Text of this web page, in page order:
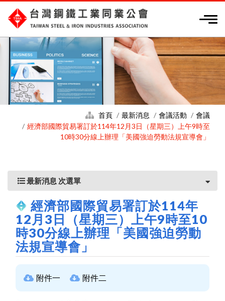
首頁 最新消息 會議活動
會議
經濟部國際貿易署訂於114年12月3日（星期三）上午9時至
10時30分線上辦理「美國強迫勞動法規宣導會」
最新消息 次選單
經濟部國際貿易署訂於114年
12月3日（星期三）上午9時至10
時30分線上辦理「美國強迫勞動
法規宣導會」
附件一 附件二